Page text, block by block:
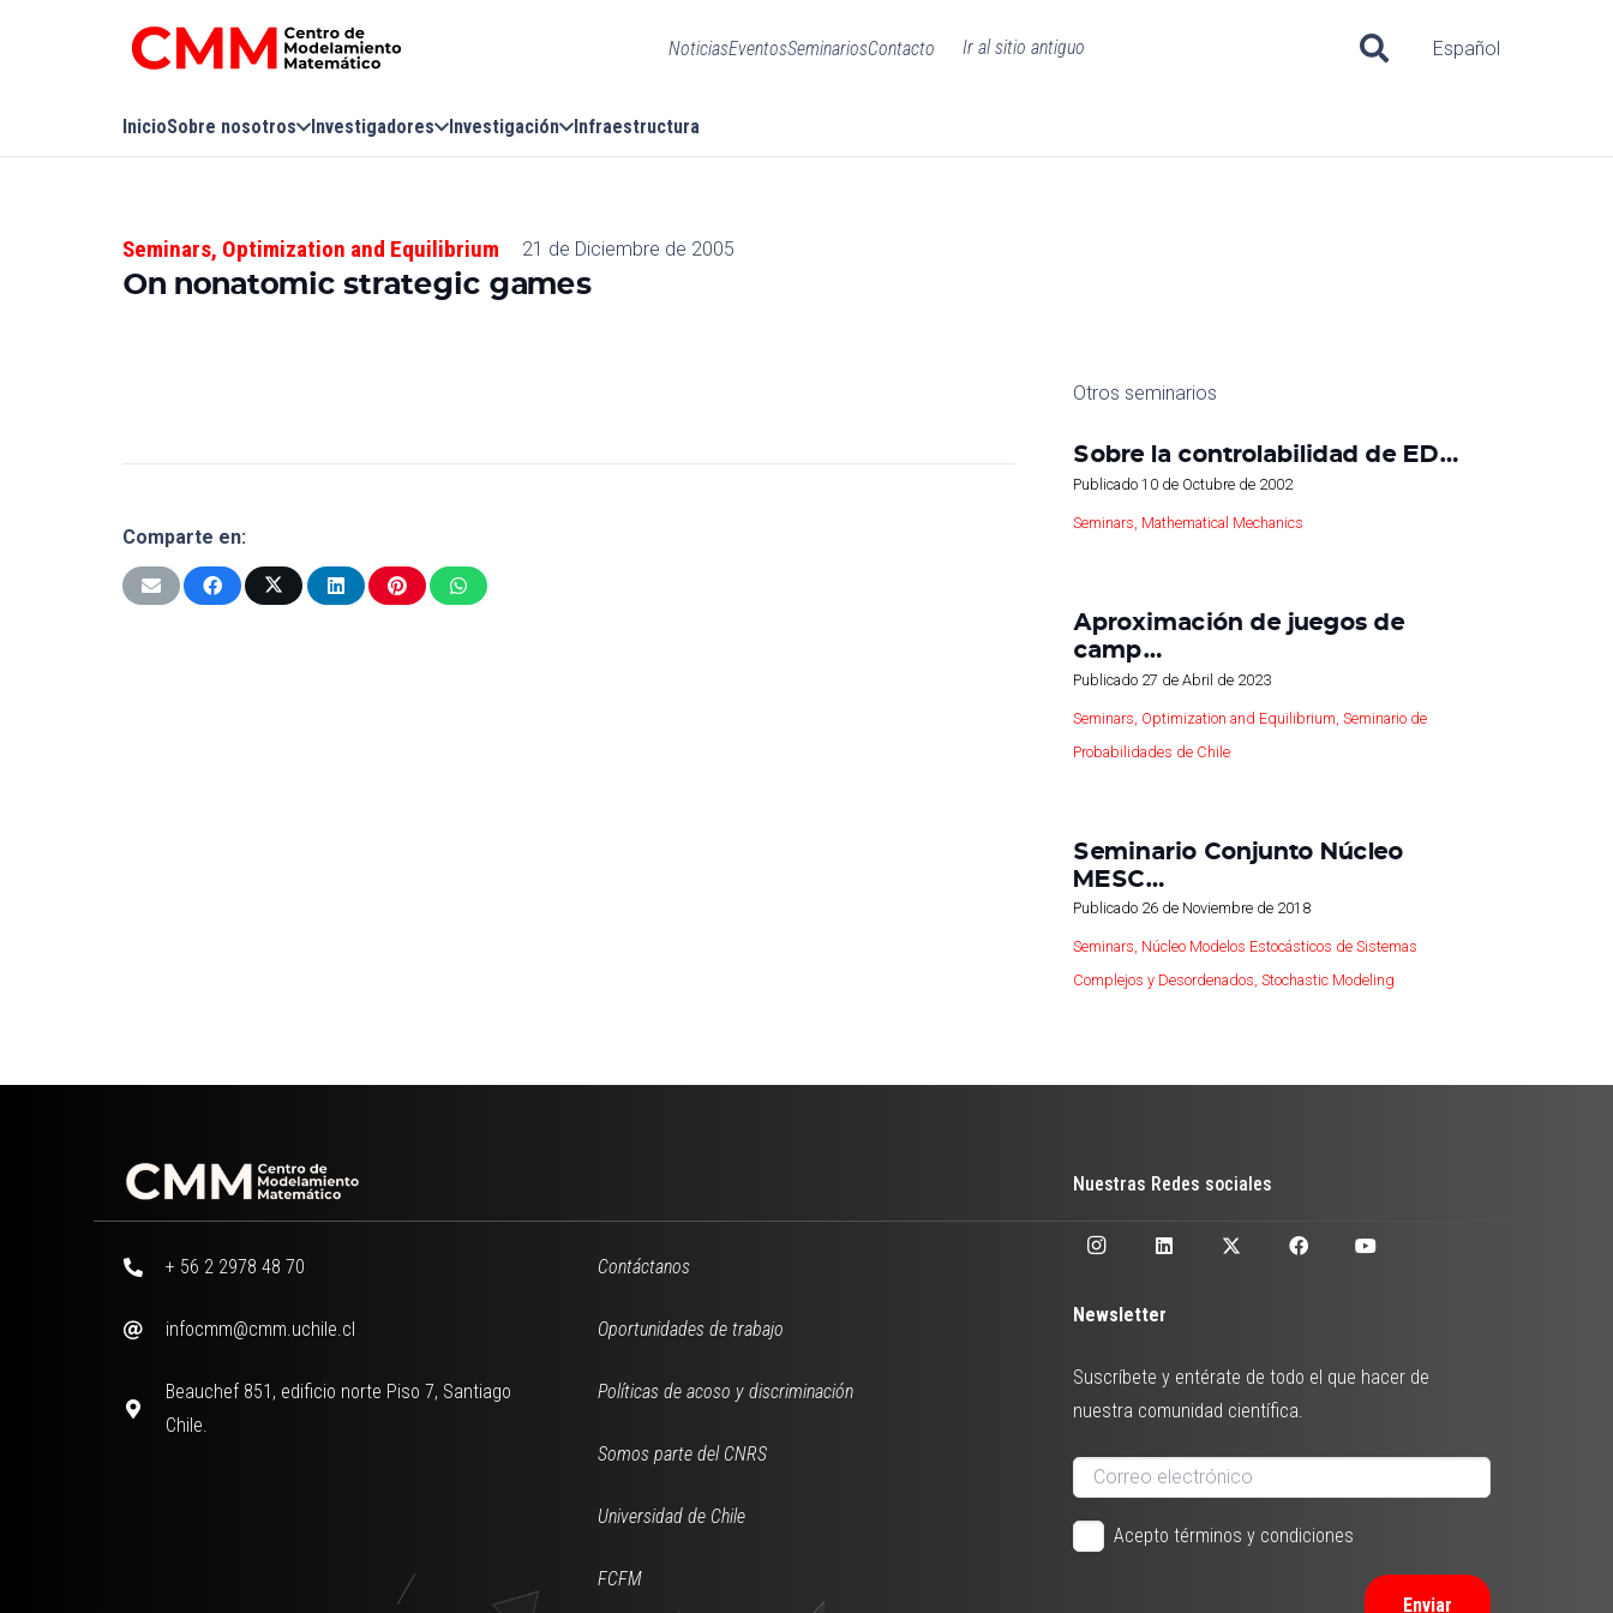
NoticiasEventosSeminariosContacto Ir al sitio antiguo Español
InicioSobre nosotros Investigadores Investigación Infraestructura
Seminars, Optimization and Equilibrium 21 de Diciembre de 2005
On nonatomic strategic games
Comparte en:
Otros seminarios
Sobre la controlabilidad de ED…
Publicado 10 de Octubre de 2002
Seminars Mathematical Mechanics
Aproximación de juegos de
camp…
Publicado 27 de Abril de 2023
Seminars Optimization and Equilibrium Seminario de
Probabilidades de Chile
Seminario Conjunto Núcleo
MESC…
Publicado 26 de Noviembre de 2018
Seminars, Núcleo Modelos Estocásticos de Sistemas
Complejos y Desordenados, Stochastic Modeling
Nuestras Redes sociales
+ 56 2 2978 48 70
infocmm@cmm.uchile.cl
Beauchef 851, edificio norte Piso 7, Santiago
Chile.
Contáctanos
Oportunidades de trabajo
Políticas de acoso y discriminación
Somos parte del CNRS
Universidad de Chile
FCFM
Newsletter
Suscríbete y entérate de todo el que hacer de
nuestra comunidad científica.
Acepto términos y condiciones
Enviar